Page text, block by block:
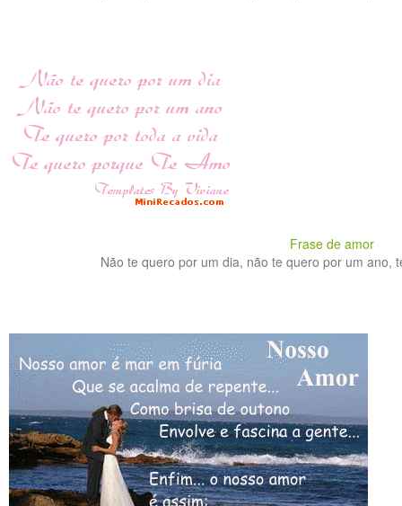
Frase de amor
Não te quero por um dia, não te quero por um ano,